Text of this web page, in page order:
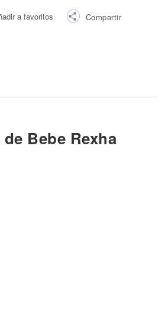
a favoritos Compartir
Bebe Rexha